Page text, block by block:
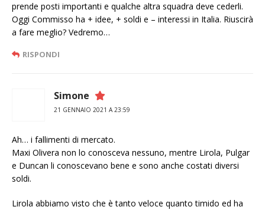
prende posti importanti e qualche altra squadra deve cederli.
Oggi Commisso ha + idee, + soldi e – interessi in Italia. Riuscirà
a fare meglio? Vedremo…
RISPONDI
Simone
21 GENNAIO 2021 A 23:59
Ah… i fallimenti di mercato.
Maxi Olivera non lo conosceva nessuno, mentre Lirola, Pulgar
e Duncan li conoscevano bene e sono anche costati diversi
soldi.
Lirola abbiamo visto che è tanto veloce quanto timido ed ha